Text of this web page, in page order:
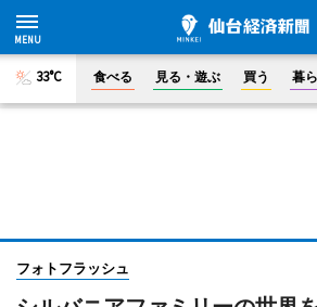
33°C 食べる 見る・遊ぶ 買う 暮
フォトフラッシュ